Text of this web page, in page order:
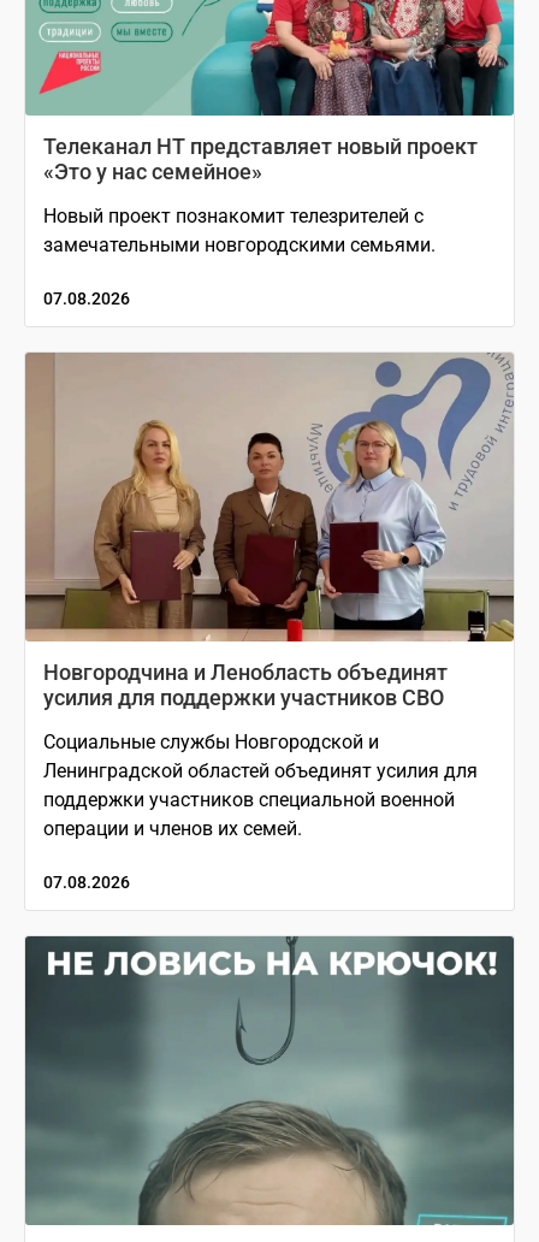
Телеканал НТ представляет новый проект
«Это у нас семейное»
Новый проект познакомит телезрителей с
замечательными новгородскими семьями.
07.08.2026
Новгородчина и Ленобласть объединят
усилия для поддержки участников СВО
Социальные службы Новгородской и
Ленинградской областей объединят усилия для
поддержки участников специальной военной
операции и членов их семей.
07.08.2026